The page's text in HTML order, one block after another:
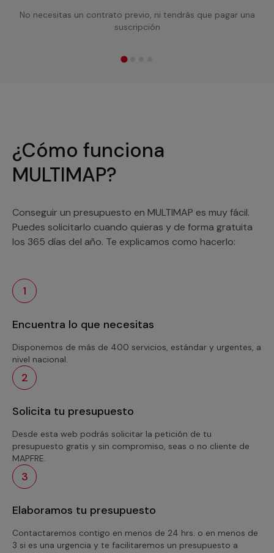
No necesitas un contrato previo, ni tendrás que pagar una
suscripción
¿Cómo funciona
MULTIMAP?
Conseguir un presupuesto en MULTIMAP es muy fácil.
Puedes solicitarlo cuando quieras y de forma gratuita
los 365 días del año. Te explicamos como hacerlo:
1
Encuentra lo que necesitas
Disponemos de más de 400 servicios, estándar y urgentes, a
nivel nacional.
2
Solicita tu presupuesto
Desde esta web podrás solicitar la petición de tu
presupuesto gratis y sin compromiso, seas o no cliente de
MAPFRE.
3
Elaboramos tu presupuesto
Contactaremos contigo en menos de 24 hrs. o en menos de
3 si es una urgencia y te facilitaremos un presupuesto a